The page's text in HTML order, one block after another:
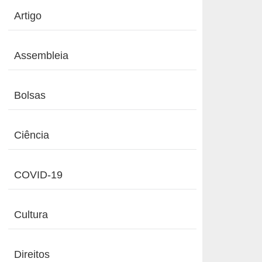
Artigo
Assembleia
Bolsas
Ciência
COVID-19
Cultura
Direitos